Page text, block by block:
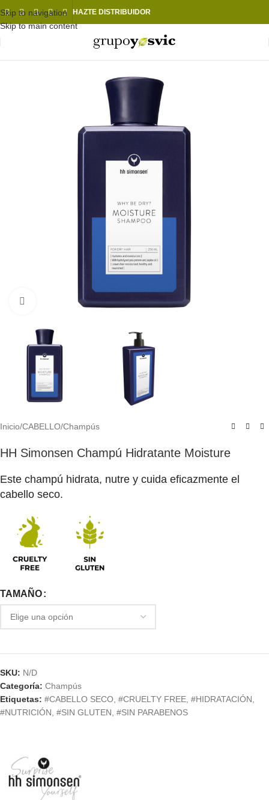
Skip to navigation
Skip to main content
HAZTE DISTRIBUIDOR
Click to enlarge
Inicio/CABELLO/Champús
HH Simonsen Champú Hidratante Moisture
Este champú hidrata, nutre y cuida eficazmente el
cabello seco.
TAMAÑO
SKU: N/D
Categoría: Champús
Etiquetas: #CABELLO SECO, #CRUELTY FREE, #HIDRATACIÓN,
#NUTRICIÓN, #SIN GLUTEN, #SIN PARABENOS